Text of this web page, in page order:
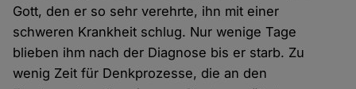
Gott, den er so sehr verehrte, ihn mit einer
schweren Krankheit schlug. Nur wenige Tage
blieben ihm nach der Diagnose bis er starb. Zu
wenig Zeit für Denkprozesse, die an den